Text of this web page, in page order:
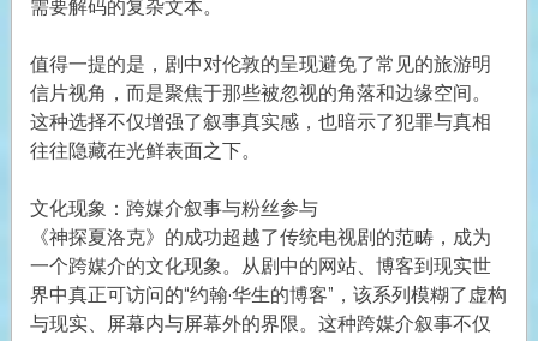
需要解码的复杂文本。
值得一提的是，剧中对伦敦的呈现避免了常见的旅游明
信片视角，而是聚焦于那些被忽视的角落和边缘空间。
这种选择不仅增强了叙事真实感，也暗示了犯罪与真相
往往隐藏在光鲜表面之下。
文化现象：跨媒介叙事与粉丝参与
《神探夏洛克》的成功超越了传统电视剧的范畴，成为
一个跨媒介的文化现象。从剧中的网站、博客到现实世
界中真正可访问的“约翰·华生的博客”，该系列模糊了虚构
与现实、屏幕内与屏幕外的界限。这种跨媒介叙事不仅